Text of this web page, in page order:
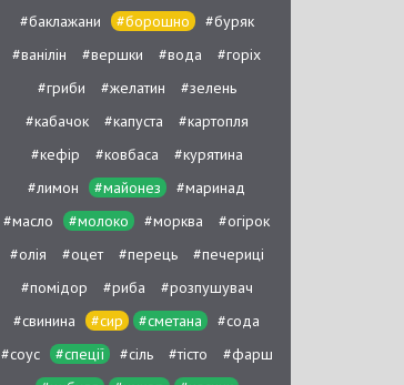
#баклажани #борошно
#буряк
#ванілін
#вершки #вода
#горіх
#гриби
#желатин
#зелень
#кабачок
#капуста
#картопля
#кефір
#ковбаса
#курятина
#лимон
#майонез
#маринад
#масло
#молоко #морква
#огірок
#олія
#оцет #перець
#печериці
#помідор
#риба
#розпушувач
#свинина
#сир #сметана
#сода
#соус
#спеції #сіль #тісто
#фарш